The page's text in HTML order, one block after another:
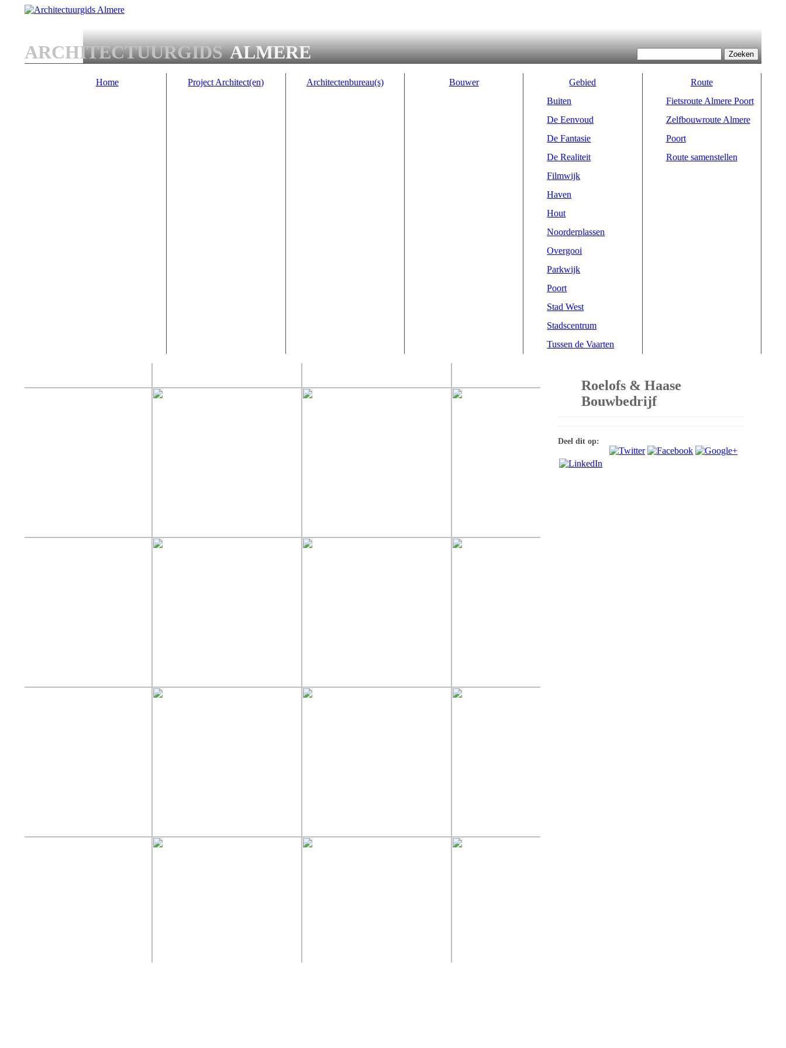
Overslaan en naar de algemene inhoud gaan
Zoekveld
ARCHITECTUURGIDS ALMERE
Home Project Architect(en) Architectenbureau(s) Bouwer
Gebied
Buiten
De Eenvoud
De Fantasie
De Realiteit
Filmwijk
Haven
Hout
Noorderplassen
Overgooi
Parkwijk
Poort
Stad West
Stadscentrum
Tussen de Vaarten
Route
Fietsroute Almere Poort
Zelfbouwroute Almere
Poort
Route samenstellen
Roelofs & Haase
Bouwbedrijf
Deel dit op: